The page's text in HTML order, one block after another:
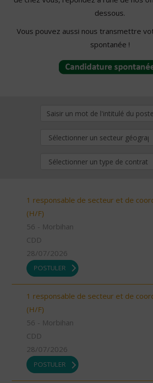
dessous.
Vous pouvez aussi nous transmettre
spontanée !
1 responsable de secteur et de
(H/F)
56 - Morbihan
CDD
28/07/2026
POSTULER
1 responsable de secteur et de
(H/F)
56 - Morbihan
CDD
28/07/2026
POSTULER